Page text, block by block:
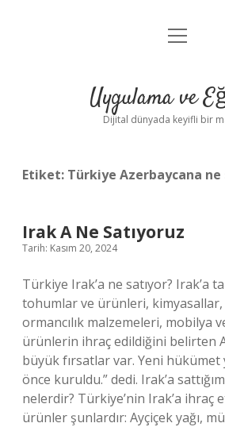
Anasayfa
Yasal Uyarı
menüyü
Uygulama ve
Dijital dünyada keyifli bir
Etiket: Türkiye Azerbaycana ne
Irak A Ne Satıyoruz
Tarih: Kasım 20, 2024
Türkiye Irak’a ne satıyor? Irak’a
tohumlar ve ürünleri, kimyasallar,
ormancılık malzemeleri, mobilya
ürünlerin ihraç edildiğini belirten
büyük fırsatlar var. Yeni hükümet
önce kuruldu.” dedi. Irak’a
nelerdir? Türkiye’nin Irak’a ihraç
ürünler şunlardır: Ayçiçek yağı,